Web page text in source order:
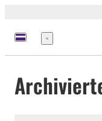
Menü